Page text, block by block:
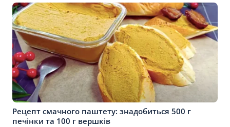
Рецепт смачного паштету: знадобиться 500 г
печінки та 100 г вершків